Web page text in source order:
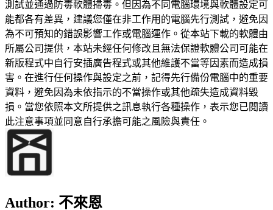
測試並通過防毒軟體掃毒。但因為不同電腦環境與軟體設定可
能都各有差異，建議您僅在非工作用的電腦先行測試，避免因
為不可預知的錯誤影響工作或電腦運作。從本站下載的軟體由
所屬公司提供，本站未經任何修改且無法保證軟體公司可能在
新版程式中自行安插廣告程式或其他維護不當等因素而造成損
害。在進行任何操作與設定之前，記得先行備份電腦中的重要
資料，避免因為未依指示的不當操作或其他疏失造成資料毀
損。當您依照本文所提供之訊息執行各種操作，表示您已閱讀
此注意事項並同意自行承擔可能之風險與責任。
Author: 不來恩